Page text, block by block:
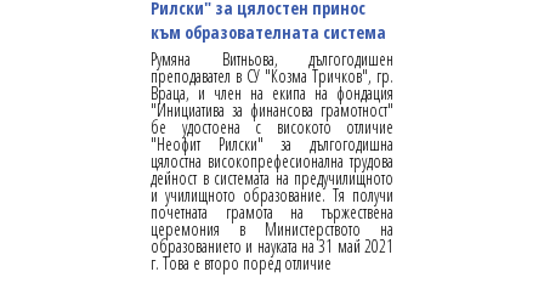
Рилски" за цялостен принос
към образователната система
Румяна Витньова, дългогодишен
преподавател в СУ "Козма Тричков", гр.
Враца, и член на екипа на фондация
"Инициатива за финансова грамотност"
бе удостоена с високото отличие
"Неофит Рилски" за дългогодишна
цялостна високопрефесионална трудова
дейност в системата на предучилищното
и училищното образование. Тя получи
почетната грамота на тържествена
церемония в Министерството на
образованието и науката на 31 май 2021
г. Това е второ поред отличие